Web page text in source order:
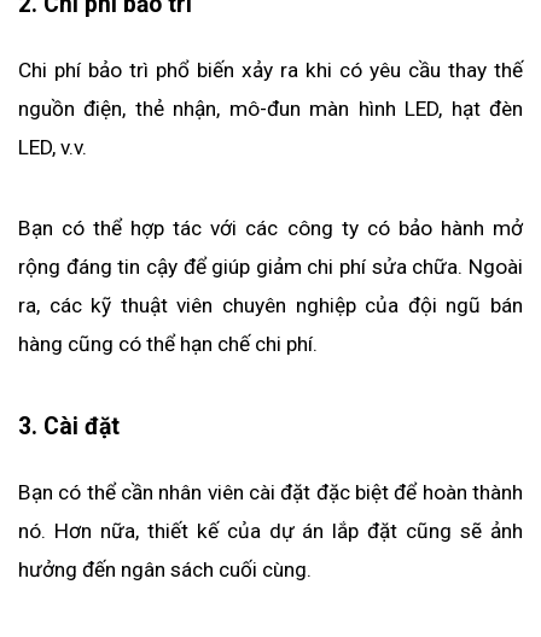
Chi phí bảo trì phổ biến xảy ra khi có yêu cầu thay thế
nguồn điện, thẻ nhận, mô-đun màn hình LED, hạt đèn
LED, v.v.
Bạn có thể hợp tác với các công ty có bảo hành mở
rộng đáng tin cậy để giúp giảm chi phí sửa chữa. Ngoài
ra, các kỹ thuật viên chuyên nghiệp của đội ngũ bán
hàng cũng có thể hạn chế chi phí.
3. Cài đặt
Bạn có thể cần nhân viên cài đặt đặc biệt để hoàn thành
nó. Hơn nữa, thiết kế của dự án lắp đặt cũng sẽ ảnh
hưởng đến ngân sách cuối cùng.